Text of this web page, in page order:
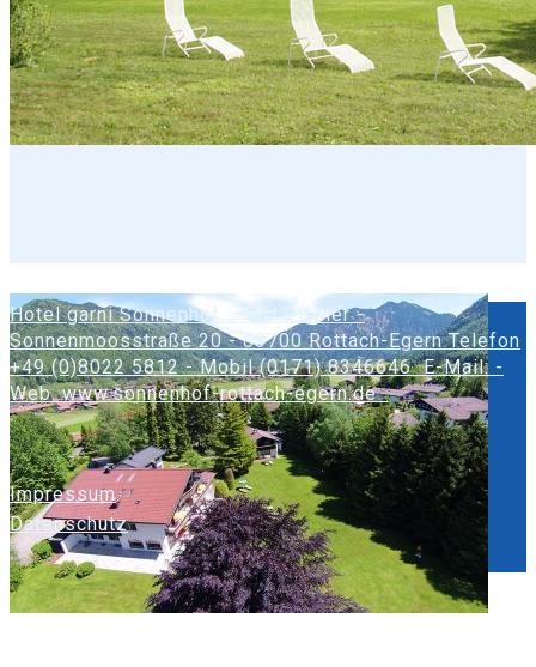
Hotel garni Sonnenhof - Karl Pichler -
Sonnenmoosstraße 20 - 83700 Rottach-Egern Telefon
+49 (0)8022 5812 - Mobil (0171) 8346646 E-Mail: -
Web: www.sonnenhof-rottach-egern.de
Impressum
Datenschutz